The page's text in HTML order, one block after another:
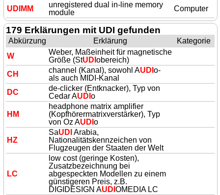
UDI MM
unregistered dual in-line memory
module
Computer
179 Erklärungen mit UDI gefunden
Abkürzung Erklärung
Kategorie
W
Weber, Maßeinheit für magnetische
Größe (StUDIobereich)
CH
channel (Kanal), sowohl AUDIo-
als auch MIDI-Kanal
DC
de-clicker (Entknacker), Typ von
Cedar AUDIo
HM
headphone matrix amplifier
(Kopfhörermatrixverstärker), Typ
von Oz AUDIo
HZ
SaUDI Arabia,
Nationalitätskennzeichen von
Flugzeugen der Staaten der Welt
LC
low cost (geringe Kosten),
Zusatzbezeichnung bei
abgespeckten Modellen zu einem
günstigeren Preis, z.B.
DIGIDESIGN AUDIOMEDIA LC